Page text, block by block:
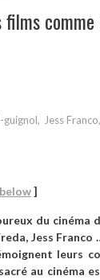
comme
guignol, Jess Franco,
]
du cinéma
Jess Franco
leurs
au cinéma